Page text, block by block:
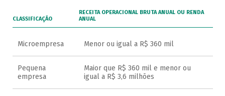
CLASSIFICAÇÃO
RECEITA OPERACIONAL BRUTA ANUAL OU RENDA
ANUAL
Microempresa Menor ou igual a R$ 360 mil
Pequena
empresa
Maior que R$ 360 mil e menor ou
igual a R$ 3,6 milhões